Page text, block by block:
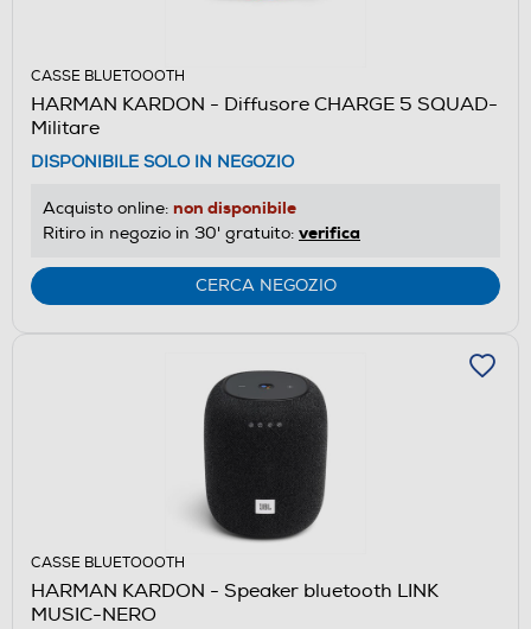
CASSE BLUETOOOTH
HARMAN KARDON - Diffusore CHARGE 5 SQUAD-
Militare
DISPONIBILE SOLO IN NEGOZIO
Acquisto online: non disponibile
Ritiro in negozio in 30' gratuito: verifica
CERCA NEGOZIO
CASSE BLUETOOOTH
HARMAN KARDON - Speaker bluetooth LINK
MUSIC-NERO